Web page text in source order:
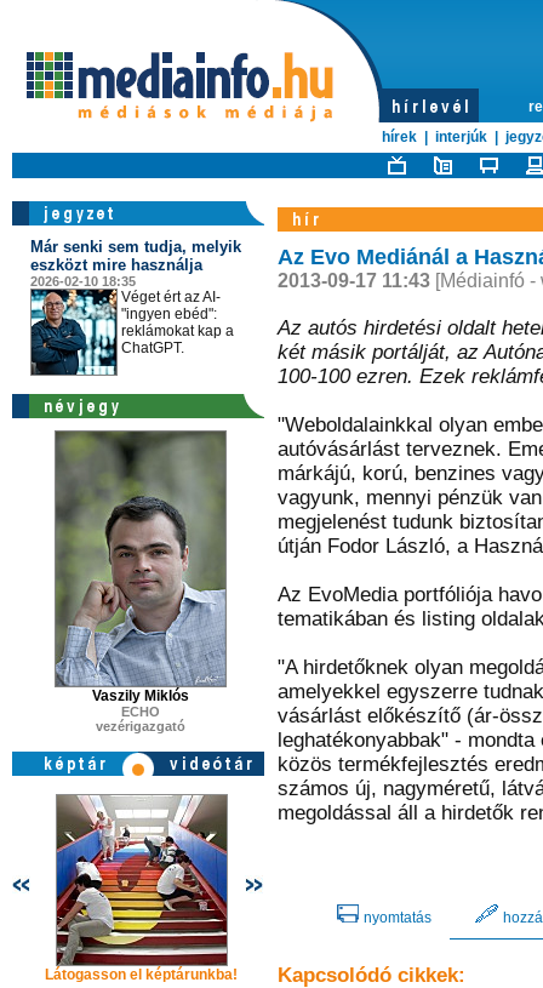
hírek
interjúk
Már senki sem tudja, melyik
eszközt mire használja
2026-02-10 18:35
Véget ért az AI-
"ingyen ebéd":
reklámokat kap a
ChatGPT.
Vaszily Miklós
ECHO
vezérigazgató
Látogasson el képtárunkba! Látogasson el képtárunkba! Látogasson
Az Evo Mediánál a
2013-09-17 11:43[Médiainfó -
Az autós hirdetési oldalt
két másik portálját, az
100-100 ezren. Ezek
"Weboldalainkkal olyan
autóvásárlást terveznek.
márkájú, korú, benzines
vagyunk, mennyi pénzük
megjelenést tudunk
útján Fodor László, a
Az EvoMedia portfóliója
tematikában és listing
"A hirdetőknek olyan
amelyekkel egyszerre
vásárlást előkészítő (ár-
leghatékonyabbak" -
közös termékfejlesztés
számos új, nagyméretű,
megoldással áll a hirdetők
nyomtatás
Kapcsolódó cikkek: